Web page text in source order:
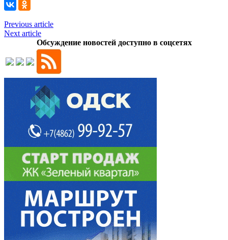
Previous article
Next article
Обсуждение новостей доступно в соцсетях